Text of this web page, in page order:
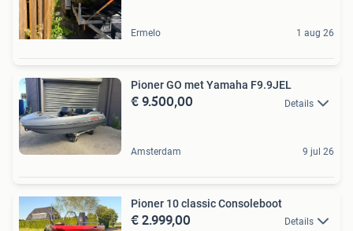
Ermelo 1 aug 26
Pioner GO met Yamaha F9.9JEL
€ 9.500,00 Details
Amsterdam 9 jul 26
Pioner 10 classic Consoleboot
€ 2.999,00 Details